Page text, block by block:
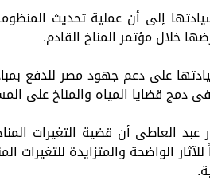
إلى أن عملية تحديث
خلال مؤتمر المناخ القادم.
على دعم جهود مصر للدفع
دمج قضايا المياه والمناخ على
عبد العاطى أن قضية التغيرات
للآثار الواضحة والمتزايدة